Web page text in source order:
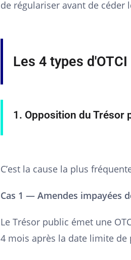
de régulariser avant de céder
Les 4 types
1. Opposition du Trésor
C’est la cause la plus
Cas 1 — Amendes impayées
Le Trésor public émet une
4 mois après la date limite de